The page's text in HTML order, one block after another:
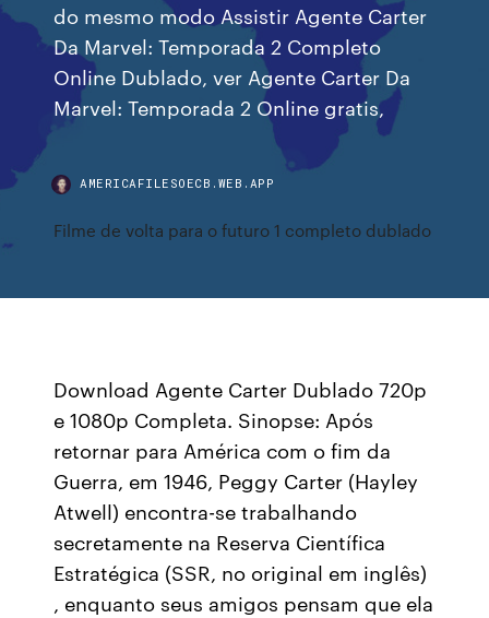
do mesmo modo Assistir Agente Carter
Da Marvel: Temporada 2 Completo
Online Dublado, ver Agente Carter Da
Marvel: Temporada 2 Online gratis,
AMERICAFILESOECB.WEB.APP
Filme de volta para o futuro 1 completo dublado
Download Agente Carter Dublado 720p
e 1080p Completa. Sinopse: Após
retornar para América com o fim da
Guerra, em 1946, Peggy Carter (Hayley
Atwell) encontra-se trabalhando
secretamente na Reserva Científica
Estratégica (SSR, no original em inglês)
, enquanto seus amigos pensam que ela